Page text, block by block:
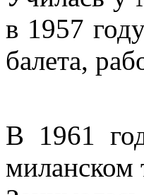
в 1957
балета,
В 1961
миланском